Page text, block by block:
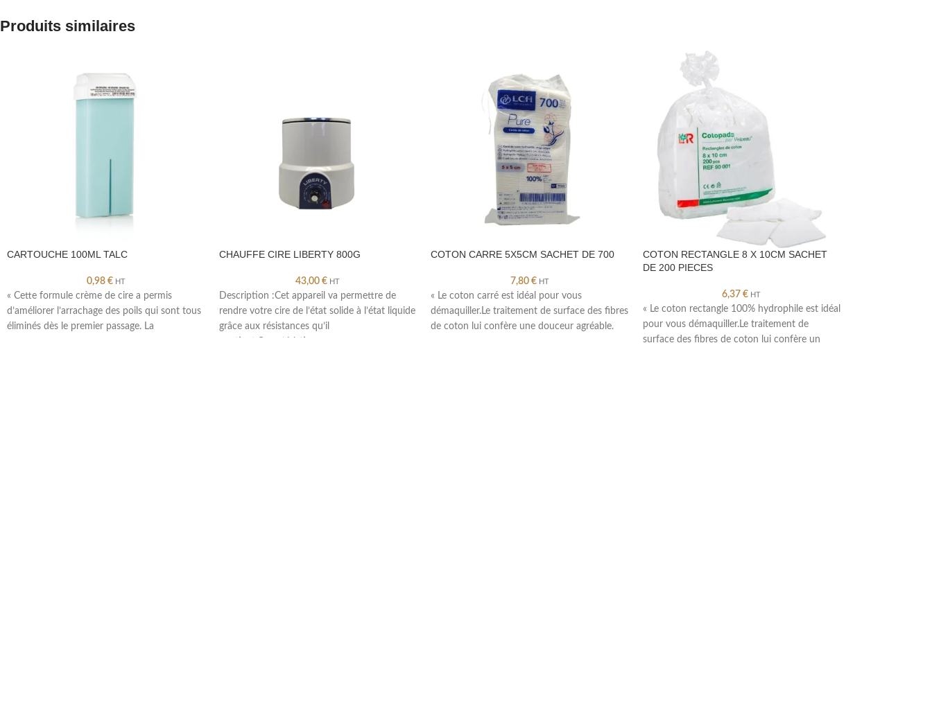
Produits similaires
CARTOUCHE 100ML TALC
0,98 € HT
« Cette formule crème de cire a permis
d’améliorer l’arrachage des poils qui sont tous
éliminés dès le premier passage. La
CHAUFFE CIRE LIBERTY 800G
43,00€ HT
Description :Cet appareil va permettre de
rendre votre cire de l’état solide à l’état liquide
grâce aux résistances qu’il
COTON CARRE 5X5CM SACHET DE 700
7,80 € HT
« Le coton carré est idéal pour vous
démaquiller.Le traitement de surface des fibres
de coton lui confère une douceur agréable.
COTON RECTANGLE 8 X 10CM SACHET
DE 200 PIECES
6,37€ HT
« Le coton rectangle 100% hydrophile est idéal
pour vous démaquiller.Le traitement de
surface des fibres de coton lui confère un